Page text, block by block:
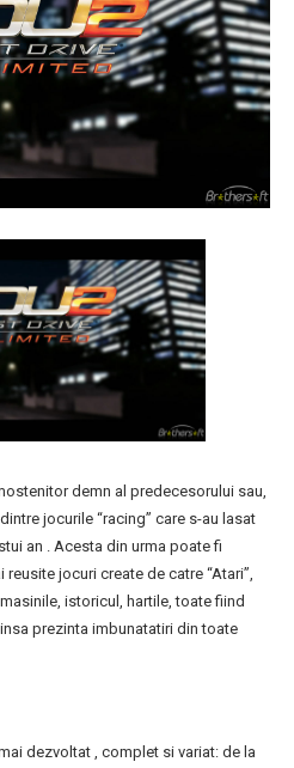
demn al predecesorului sau,
jocurile “racing” care s-au lasat
an . Acesta din urma poate fi
jocuri create de catre “Atari”,
istoricul, hartile, toate fiind
prezinta imbunatatiri din toate
dezvoltat , complet si variat: de la